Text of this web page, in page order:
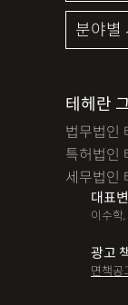
테헤란
법무법인
특허법인
세무법인
대표
이수학
광고
면책공